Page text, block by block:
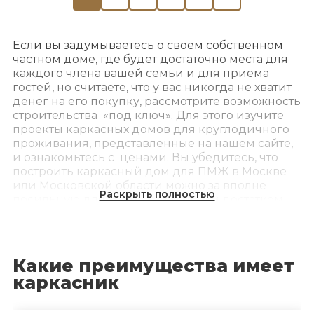
Если вы задумываетесь о своём собственном
частном доме, где будет достаточно места для
каждого члена вашей семьи и для приёма
гостей, но считаете, что у вас никогда не хватит
денег на его покупку, рассмотрите возможность
строительства «под ключ». Для этого изучите
проекты каркасных домов для круглодичного
проживания, представленные на нашем сайте,
и ознакомьтесь с ценами. Вы убедитесь, что
построить каркасный дом для ПМЖ в Москве
или Московской области можно за вполне
посильную для семей со средним достатком
круглогодичного проживания«под ключ» уже 11
лет. На нашем счету более 400 домов,
значительную часть из которых составляют
Раскрыть полностью
Какие преимущества имеет
каркасник